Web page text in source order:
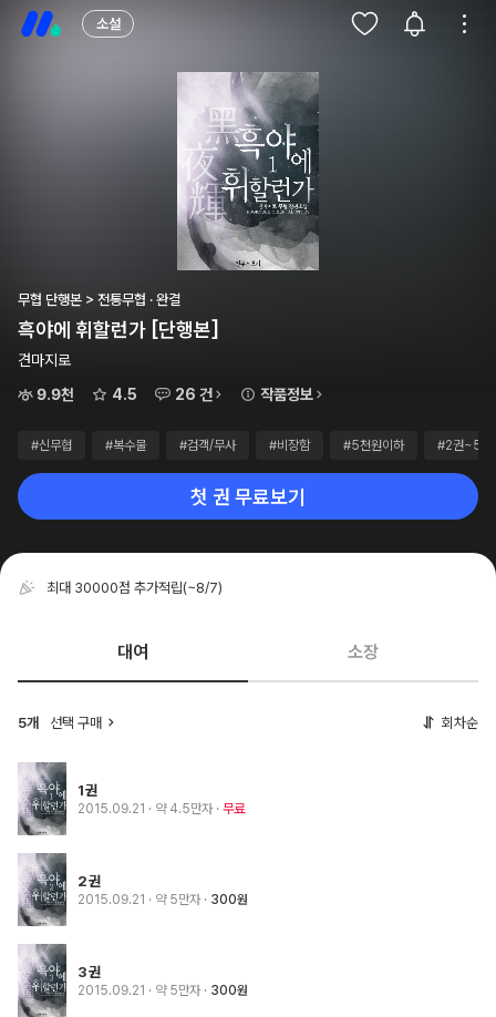
소설
무협 단행본 > 전통무협 · 완결
흑야에 휘할런가 [단행본]
견마지로
9.9천
4.5 26 건 작품정보
#신무협 #복수물 #검객/무사 #비장함 #5천원이하 #2권~5권
첫 권 무료보기
최대 30000점 추가적립(~8/7)
대여 소장
5개 선택 구매 회차순
1권
2015.09.21 · 약 4.5만자 무료
2권
2015.09.21 · 약 5만자 300원
3권
2015.09.21 · 약 5만자 300원